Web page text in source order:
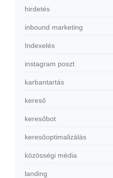
hirdetés
inbound marketing
Indexelés
instagram poszt
karbantartás
kereső
keresőbot
keresőoptimalizálás
közösségi média
landing